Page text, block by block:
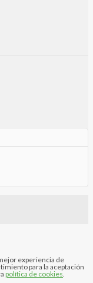
experiencia de
para la aceptación
política de cookies